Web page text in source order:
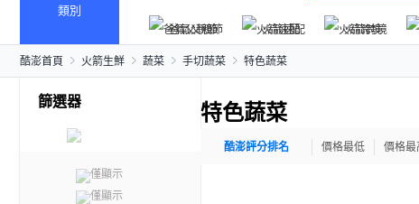
類別
爸氣父親節 火箭速配 火箭跨境
酷澎首頁 火箭生鮮 蔬菜 手切蔬菜 特色蔬菜
篩選器
僅顯示
僅顯示
特色蔬菜
酷澎評分排名 價格最低 價格最